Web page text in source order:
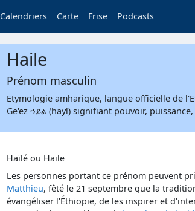
Calendriers Carte Frise Podcasts
Haile
Prénom masculin
Etymologie amharique, langue officielle de
Ge'ez ኀይል (hayl) signifiant pouvoir,
Haïlé ou Haile
Les personnes portant ce prénom peuvent
Matthieu, fêté le 21 septembre que la
évangéliser l'Éthiopie, de les inspirer et